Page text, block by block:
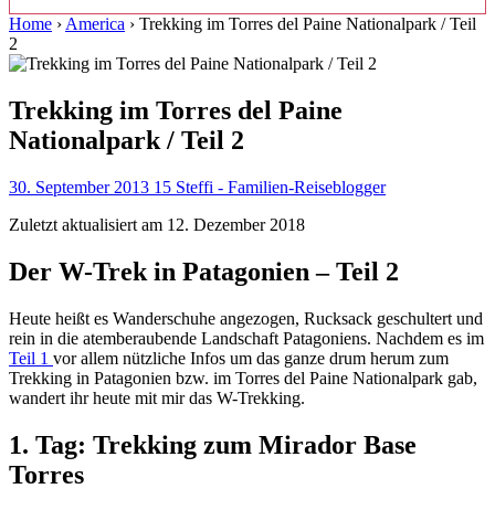
Home › America › Trekking im Torres del Paine Nationalpark / Teil
2
Trekking im Torres del Paine
Nationalpark / Teil 2
30. September 2013 15 Steffi - Familien-Reiseblogger
Zuletzt aktualisiert am 12. Dezember 2018
Der W-Trek in Patagonien – Teil 2
Heute heißt es Wanderschuhe angezogen, Rucksack geschultert und
rein in die atemberaubende Landschaft Patagoniens. Nachdem es im
Teil 1 vor allem nützliche Infos um das ganze drum herum zum
Trekking in Patagonien bzw. im Torres del Paine Nationalpark gab,
wandert ihr heute mit mir das W-Trekking.
1. Tag: Trekking zum Mirador Base
Torres